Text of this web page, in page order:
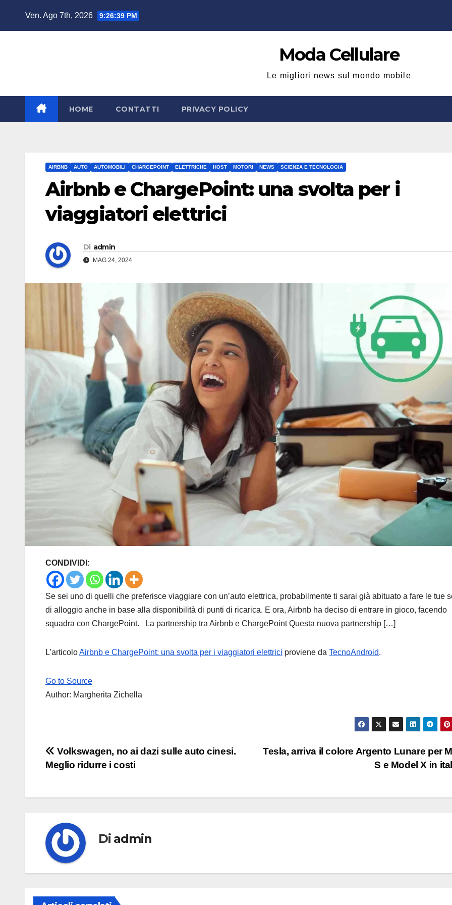
Ven. Ago 7th, 2026 9:26:40 PM
Moda Cellulare
Le migliori news sul mondo mobile
HOME CONTATTI PRIVACY POLICY
AIRBNB AUTO AUTOMOBILI CHARGEPOINT ELETTRICHE HOST MOTORI NEWS SCIENZA E TECNOLOGIA
Airbnb e ChargePoint: una svolta per i
viaggiatori elettrici
Di admin
MAG 24, 2024
CONDIVIDI:
Se sei uno di quelli che preferisce viaggiare con un’auto elettrica, probabilmente ti sarai già abituato a fare le tue
di alloggio anche in base alla disponibilità di punti di ricarica. E ora, Airbnb ha deciso di entrare in gioco, facendo
squadra con ChargePoint. La partnership tra Airbnb e ChargePoint Questa nuova partnership […]
L’articoloAirbnb e ChargePoint: una svolta per i viaggiatori elettrici proviene da TecnoAndroid.
Go to Source
Author: Margherita Zichella
Navigazione
articoli
Tesla, arriva il colore Argento Lunare per
S e Model X in
Volkswagen, no ai dazi sulle auto cinesi.
Meglio ridurre i costi
Di admin
HOME
libera
per